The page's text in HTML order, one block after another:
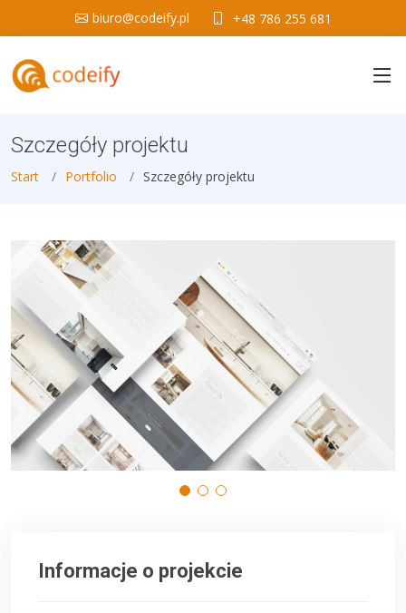
biuro@codeify.pl +48 786 255 681
Szczegóły projektu
Start Portfolio Szczegóły projektu
Informacje o projekcie